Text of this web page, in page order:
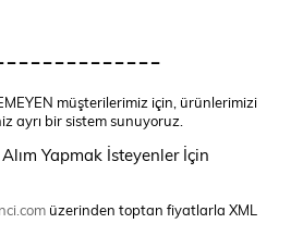
müşterilerimiz için, ürünlerimizi
ayrı bir sistem sunuyoruz.
Yapmak İsteyenler İçin
üzerinden toptan fiyatlarla XML